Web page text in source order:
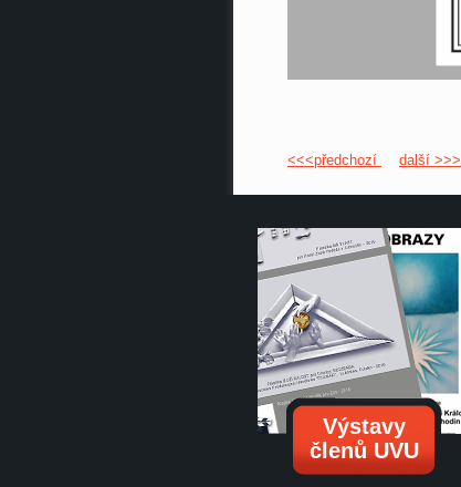
<<<předchozí další >>>
Výstavy
členů UVU